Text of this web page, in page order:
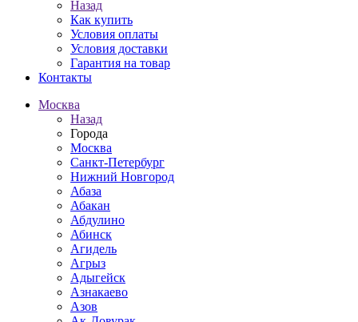
Назад
Как купить
Условия оплаты
Условия доставки
Гарантия на товар
Контакты
Москва
Назад
Города
Москва
Санкт-Петербург
Нижний Новгород
Абаза
Абакан
Абдулино
Абинск
Агидель
Агрыз
Адыгейск
Азнакаево
Азов